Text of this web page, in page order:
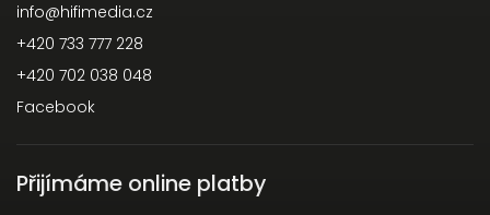
info@hifimedia.cz
+420 733 777 228
+420 702 038 048
Facebook
Přijímáme online platby